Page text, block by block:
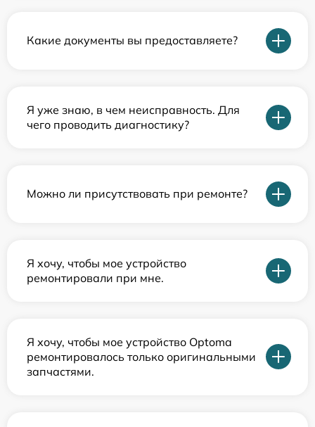
Какие документы вы предоставляете?
Я уже знаю, в чем неисправность. Для
чего проводить диагностику?
Можно ли присутствовать при ремонте?
Я хочу, чтобы мое устройство
ремонтировали при мне.
Я хочу, чтобы мое устройство Optoma
ремонтировалось только оригинальными
запчастями.